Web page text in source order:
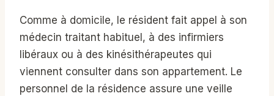
Comme à domicile, le résident fait appel à son
médecin traitant habituel, à des infirmiers
libéraux ou à des kinésithérapeutes qui
viennent consulter dans son appartement. Le
personnel de la résidence assure une veille